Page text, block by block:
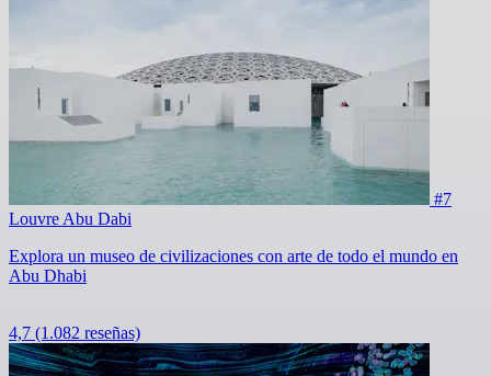
#7
Louvre Abu Dabi
Explora un museo de civilizaciones con arte de todo el mundo en
Abu Dhabi
4,7 (1.082 reseñas)